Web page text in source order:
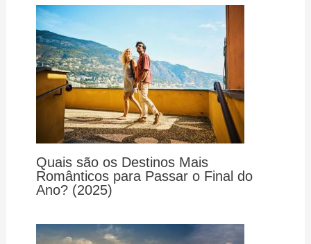
Quais são os Destinos Mais
Românticos para Passar o Final do
Ano? (2025)